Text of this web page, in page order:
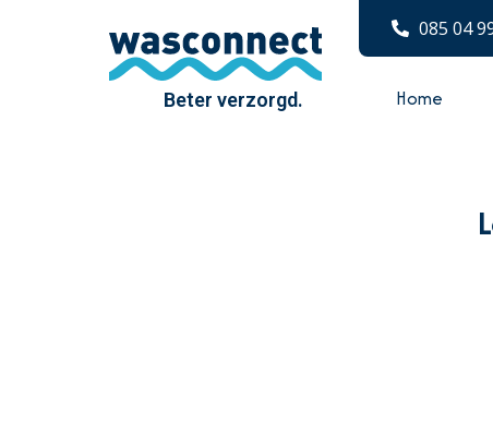
Beter verzorgd.
085 04
Home